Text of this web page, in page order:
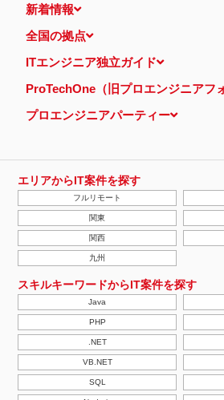
新着情報
全国の拠点
ITエンジニア独立ガイド
ProTechOne（旧プロエンジニアフ
プロエンジニアパーティー
エリアからIT案件を探す
フルリモート
関東
関西
九州
スキルキーワードからIT案件を探す
Java
PHP
.NET
VB.NET
SQL